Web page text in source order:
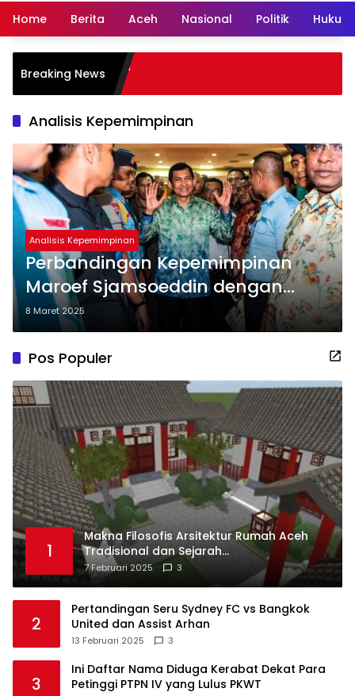
Home Berita Aceh Nasional Politik
Breaking News
Analisis Kepemimpinan
Analisis Kepemimpinan
Perbandingan Kepemimpinan
Maroef Sjamsoeddin dengan
Pendahulunya di Holding
Tambang
8 Maret 2025
Pos Populer
1
Makna Filosofis Arsitektur Rumah Aceh
Tradisional dan Sejarah
Perkembangannya
7 Februari 2025 3
2
Pertandingan Seru Sydney FC vs Bangkok
United dan Assist Arhan
13 Februari 2025 3
3
Ini Daftar Nama Diduga Kerabat Dekat Para
Petinggi PTPN IV yang Lulus PKWT